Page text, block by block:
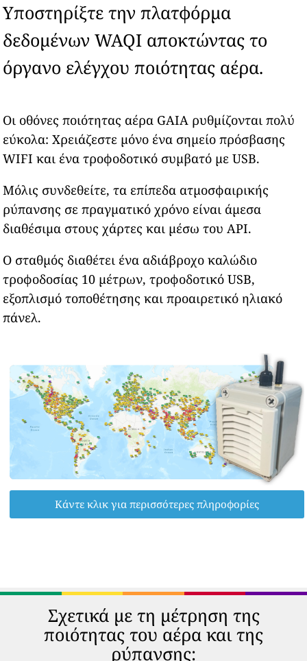
Υποστηρίξτε την πλατφόρμα
δεδομένων WAQI αποκτώντας το
όργανο ελέγχου ποιότητας αέρα.
Οι οθόνες ποιότητας αέρα GAIA ρυθμίζονται πολύ
εύκολα: Χρειάζεστε μόνο ένα σημείο πρόσβασης
WIFI και ένα τροφοδοτικό συμβατό με USB.
Μόλις συνδεθείτε, τα επίπεδα ατμοσφαιρικής
ρύπανσης σε πραγματικό χρόνο είναι άμεσα
διαθέσιμα στους χάρτες και μέσω του API.
Ο σταθμός διαθέτει ένα αδιάβροχο καλώδιο
τροφοδοσίας 10 μέτρων, τροφοδοτικό USB,
εξοπλισμό τοποθέτησης και προαιρετικό ηλιακό
πάνελ.
Κάντε κλικ για περισσότερες πληροφορίες
Σχετικά με τη μέτρηση της
ποιότητας του αέρα και της
ρύπανσης: